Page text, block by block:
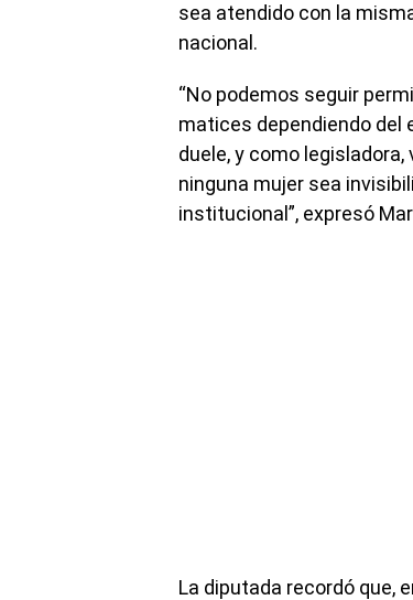
sea atendido con la
nacional.
“No podemos seguir
matices dependiendo del
duele, y como
ninguna mujer sea
institucional”, expresó
La diputada recordó que,